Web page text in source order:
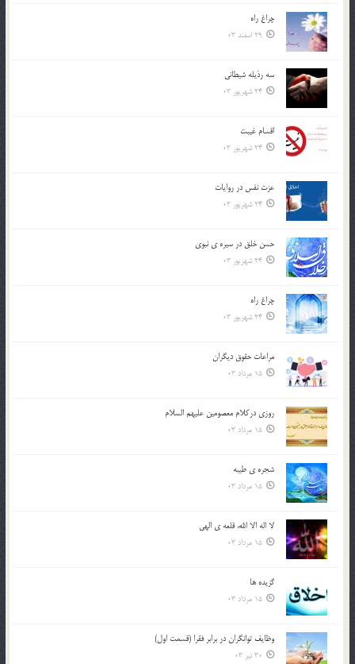
چراغ راه
29 اسفند 03
سه رذیله شیطانی
24 شهریور 03
اقسام غيبت
24 شهریور 03
عزت نفس در روايات
24 شهریور 03
حسن خلق در سيره ي نبوي
24 شهریور 03
چراغ راه
24 شهریور 03
مراعات حقوق ديگران
15 مرداد 03
روزي دركلام معصومين عليهم السلام
15 مرداد 03
شجره ي طيبه
15 مرداد 03
لا اله الا الله، قلعه ي الهي
15 مرداد 03
گزيده ها
15 مرداد 03
وظایف توانگران در برابر فقرا (قسمت اول)
30 تیر 03